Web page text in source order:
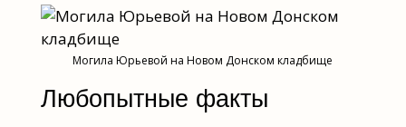
Могила Юрьевой на Новом Донском кладбище
Любопытные факты